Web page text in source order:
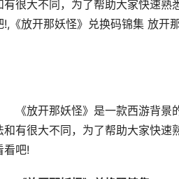
有很大不同，为了帮助大家快速熟
!,《放开那妖怪》兑换码锦集 放开
《放开那妖怪》是一款西游背景的
和有很大不同，为了帮助大家快速
看吧!